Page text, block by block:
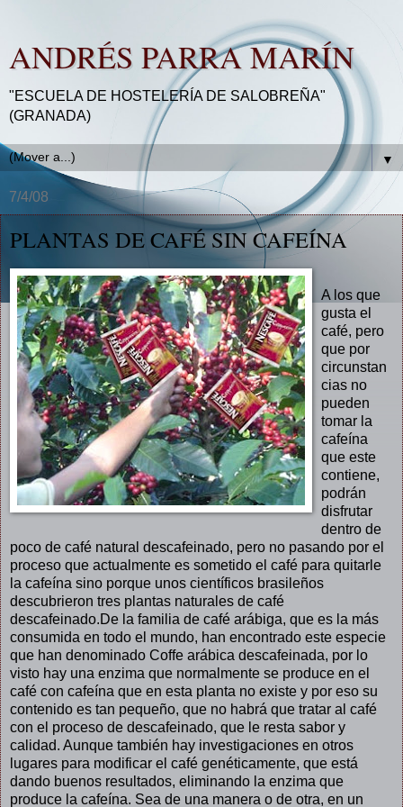
ANDRÉS PARRA MARÍN
"ESCUELA DE HOSTELERÍA DE SALOBREÑA"
(GRANADA)
▼
7/4/08
PLANTAS DE CAFÉ SIN CAFEÍNA
A los que
gusta el
café, pero
que por
circunstan
cias no
pueden
tomar la
cafeína
que este
contiene,
podrán
disfrutar
dentro de
poco de café natural descafeinado, pero no pasando por el
proceso que actualmente es sometido el café para quitarle
la cafeína sino porque unos científicos brasileños
descubrieron tres plantas naturales de café
descafeinado.De la familia de café arábiga, que es la más
consumida en todo el mundo, han encontrado este especie
que han denominado Coffe arábica descafeinada, por lo
visto hay una enzima que normalmente se produce en el
café con cafeína que en esta planta no existe y por eso su
contenido es tan pequeño, que no habrá que tratar al café
con el proceso de descafeinado, que le resta sabor y
calidad. Aunque también hay investigaciones en otros
lugares para modificar el café genéticamente, que está
dando buenos resultados, eliminando la enzima que
produce la cafeína. Sea de una manera o de otra, en un